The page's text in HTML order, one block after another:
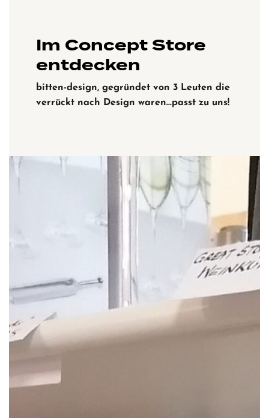
Im Concept Store
entdecken
bitten-design, gegründet von 3 Leuten die
verrückt nach Design waren…passt zu uns!